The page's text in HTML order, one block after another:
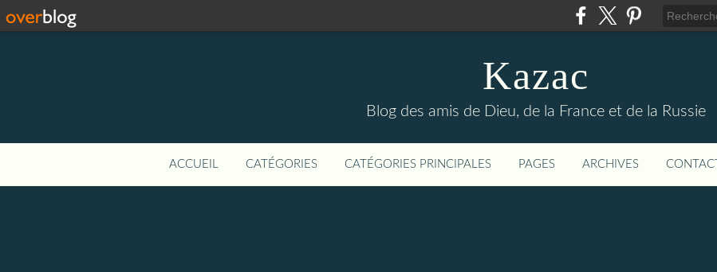
Kazac
Blog des amis de Dieu, de la France et de la Russie
ACCUEIL CATÉGORIES CATÉGORIES PRINCIPALES PAGES ARCHIVES CONTACT